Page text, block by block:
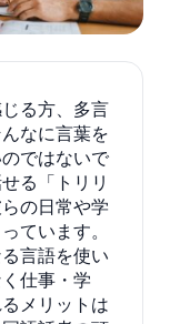
る方、多言
なに言葉を
ではないで
る「トリリ
の日常や学
ています。
言語を使い
仕事・学
メリットは